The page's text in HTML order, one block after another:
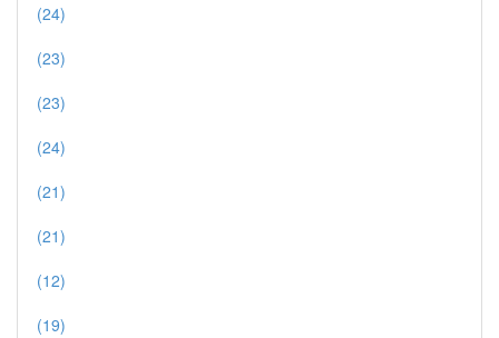
(24)
(23)
(23)
(24)
(21)
(21)
(12)
(19)